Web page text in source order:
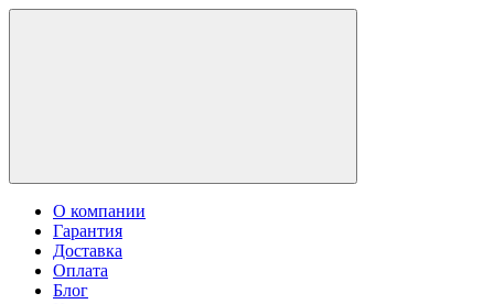
О компании
Гарантия
Доставка
Оплата
Блог